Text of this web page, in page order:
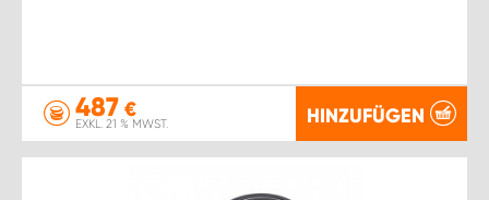
487 €
EXKL. 21 % MWST. HINZUFÜGEN